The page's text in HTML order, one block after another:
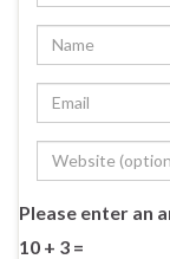
Please enter an
10 + 3 =